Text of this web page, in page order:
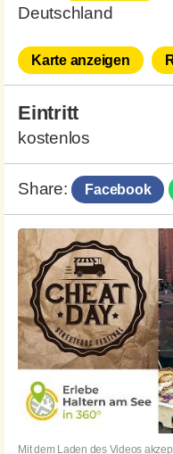
Deutschland
Karte anzeigen
Eintritt
kostenlos
Share: Facebook
Mit dem Laden des Videos